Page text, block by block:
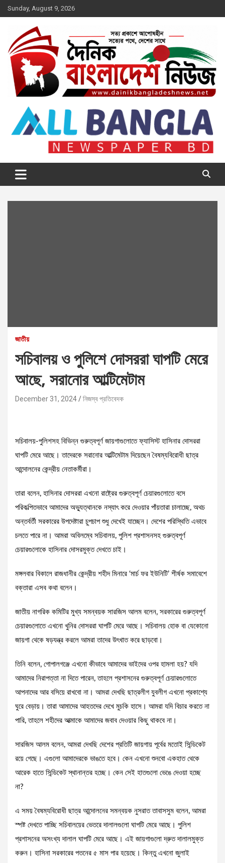
Skip
to
Sunday, August 9, 2026
দৈনিক বাংলাদেশ নিউজ
জাতীয়
সচিবালয় ও পুলিশে দোসররা ঘাপটি মেরে
আছে, সরানোর আল্টিমেটাম
December 31, 2024 নিজস্ব প্রতিবেদক
সচিবালয়-পুলিশসহ বিভিন্ন গুরুত্বপূর্ণ জায়গাগুলোতে ফ্যাসিস্ট হাসিনার দোসররা
ঘাপটি মেরে আছে। তাদেরকে সরানোর আল্টিমেটাম দিয়েছেন বৈষম্যবিরোধী ছাত্র
আন্দোলনের কেন্দ্রীয় নেতাকর্মীরা।
তারা বলেন, হাসিনার দোসররা এখনো রাষ্ট্রের গুরুত্বপূর্ণ চেয়ারগুলোতে বসে
পরিকল্পিতভাবে আমাদের অভ্যুত্থানকে নস্যাৎ করে দেওয়ার পাঁয়তারা চালাচ্ছে, অথচ
অন্তর্বর্তী সরকারের উপদেষ্টারা চুপচাপ শুধু দেখেই যাচ্ছেন। দেশের পরিস্থিতি এভাবে
চলতে পারে না। আমরা অবিলম্বে সচিবালয়, পুলিশ প্রশাসনসহ গুরুত্বপূর্ণ
চেয়ারগুলোকে হাসিনার দোসরমুক্ত দেখতে চাই।
মঙ্গলবার বিকালে রাজধানীর কেন্দ্রীয় শহীদ মিনারে ‘মার্চ ফর ইউনিটি’ শীর্ষক সমাবেশে
বক্তারা এসব কথা বলেন।
জাতীয় নাগরিক কমিটির মুখ্য সমন্বয়ক সারজিস আলম বলেন, সরকারের গুরুত্বপূর্ণ
চেয়ারগুলোতে এখনো খুনির দোসররা ঘাপটি মেরে আছে। সচিবালয় হোক বা যেকোনো
জায়গা থেকে ষড়যন্ত্র করলে আমরা তাদের উৎখাত করে ছাড়বো।
তিনি বলেন, গোপালগঞ্জে এখনো কীভাবে আমাদের ভাইদের ওপর হামলা হয়? যদি
আমাদের নিরাপত্তা না দিতে পারেন, তাহলে প্রশাসনের গুরুত্বপূর্ণ চেয়ারগুলোতে
আপনাদের আর বসিয়ে রাখবো না। আমরা দেখছি ছাত্রলীগ যুবলীগ এখনো প্রকাশ্যে
ঘুরে বেড়ায়। তারা আমাদের আহতদের দেখে মুচকি হাসে। আমরা যদি বিচার করতে না
পারি, তাহলে শহীদের আত্মাকে আমাদের জবাব দেওয়ার কিছু থাকবে না।
সারজিস আলম বলেন, আমরা দেখছি দেশের প্রতিটি জায়গায় পূর্বের মতোই সিন্ডিকেট
রয়ে গেছে। এগুলো আমাদেরকে ভাঙতে হবে। কেন এখনো শুনবো একহাত থেকে
আরেক হাতে সিন্ডিকেট স্থানান্তর হচ্ছে। কেন সেই হাতগুলো ভেঙে দেওয়া হচ্ছে
না?
এ সময় বৈষম্যবিরোধী ছাত্র আন্দোলনের সমন্বয়ক নুসরাত তাবাসসুম বলেন, আমরা
স্পষ্ট দেখতে পাচ্ছি সচিবালয়ের ভেতরে দালালগুলো ঘাপটি মেরে আছে। পুলিশ
প্রশাসনের অসংখ্য দালাল ঘাপটি মেরে আছে। এই জায়গাগুলো দ্রুত দালালমুক্ত
করুন। হাসিনা সরকারের পতনের ৫ মাস পার হয়েছে। কিন্তু এখনো জুলাই